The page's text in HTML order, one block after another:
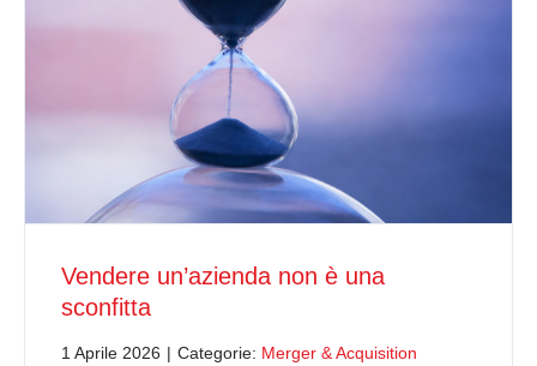
Vendere un’azienda non è una
sconfitta
1 Aprile 2026 | Categorie: Merger & Acquisition